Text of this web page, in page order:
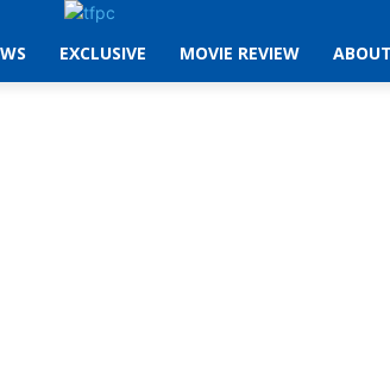
EXCLUSIVE MOVIE REVIEW